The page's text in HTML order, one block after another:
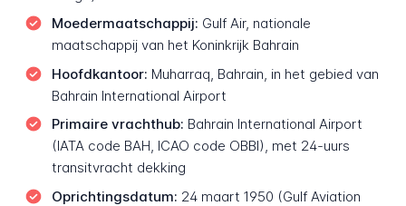
Moedermaatschappij: Gulf Air, nationale
maatschappij van het Koninkrijk Bahrain
Hoofdkantoor: Muharraq, Bahrain, in het gebied van
Bahrain International Airport
Primaire vrachthub: Bahrain International Airport
(IATA code BAH, ICAO code OBBI), met 24-uurs
transitvracht dekking
Oprichtingsdatum: 24 maart 1950 (Gulf Aviation